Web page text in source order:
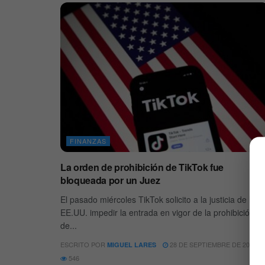
FINANZAS
La orden de prohibición de TikTok fue
bloqueada por un Juez
El pasado miércoles TikTok solicito a la justicia de los
EE.UU. impedir la entrada en vigor de la prohibición
de...
ESCRITO POR MIGUEL LARES
28 DE SEPTIEMBRE DE 2020
546